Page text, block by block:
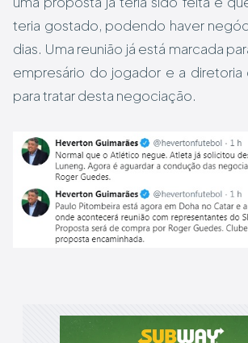
teria gostado, podendo haver
dias. Uma reunião já está marcada
empresário do jogador e a diretoria
para tratar desta negociação.